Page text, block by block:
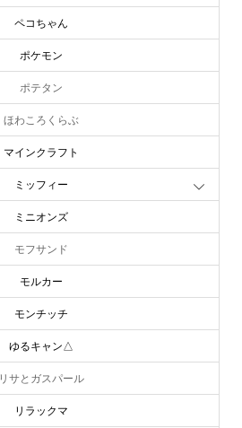
ペコちゃん
ポケモン
ポテタン
ほわころくらぶ
マインクラフト
ミッフィー
ミニオンズ
モフサンド
モルカー
モンチッチ
ゆるキャン△
リサとガスパール
リラックマ